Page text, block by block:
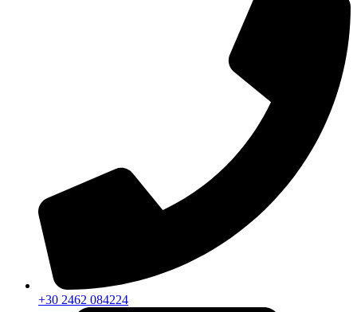
+30 2462 084224